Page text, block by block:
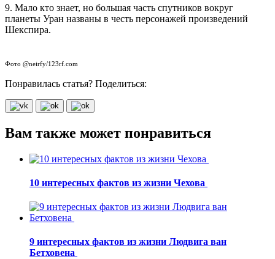
9. Мало кто знает, но большая часть спутников вокруг
планеты Уран названы в честь персонажей произведений
Шекспира.
Фото @neirfy/123rf.com
Понравилась статья? Поделиться:
Вам также может понравиться
10 интересных фактов из жизни Чехова
9 интересных фактов из жизни Людвига ван
Бетховена